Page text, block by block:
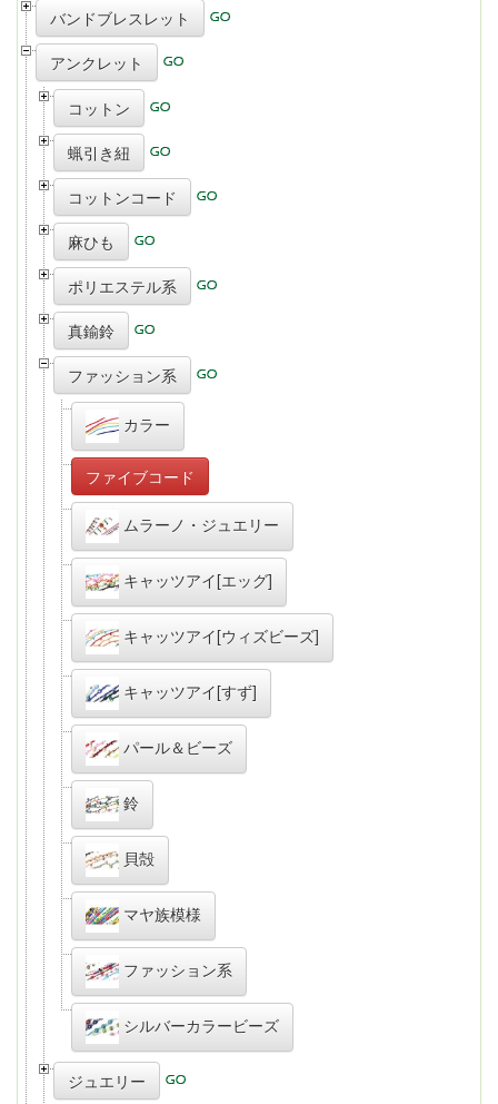
バンドブレスレット
アンクレット
コットン
蝋引き紐
コットンコード
麻ひも
ポリエステル系
真鍮鈴
ファッション系
カラー
ファイブコード
ムラーノ・ジュエリー
キャッツアイ[エッグ]
キャッツアイ[ウィズビーズ]
キャッツアイ[すず]
パール＆ビーズ
鈴
貝殻
マヤ族模様
ファッション系
シルバーカラービーズ
ジュエリー